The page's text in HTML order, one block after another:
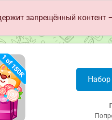
запрещённый контент
Набор